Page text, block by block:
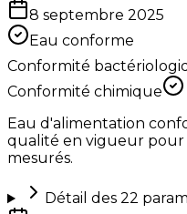
8 septembre 2025
Eau conforme
Conformité
Conformité chimique
Eau d'alimentation
qualité en vigueur pour
mesurés.
Détail des 22